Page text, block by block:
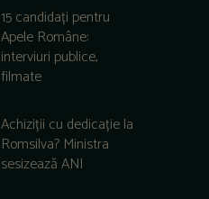
15 candidați pentru
Apele Române:
interviuri publice,
filmate
Achiziții cu dedicație la
Romsilva? Ministra
sesizează ANI